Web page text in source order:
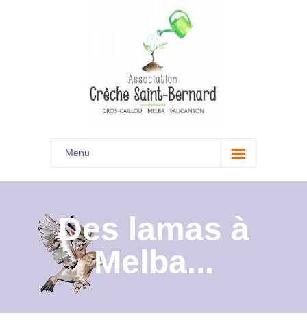
Menu
Accueil
Présentation
Documents
Les menus à venir
Des lamas à
Melba...